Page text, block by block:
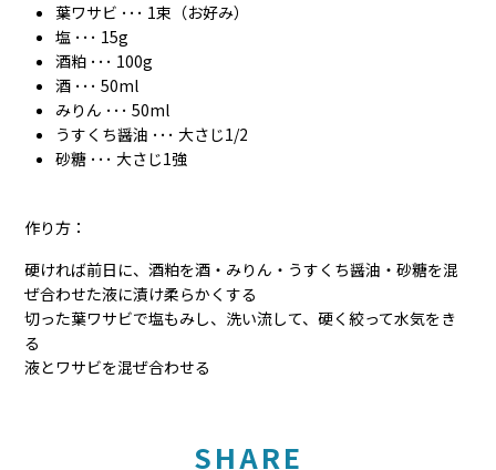
葉ワサビ ･･･ 1束（お好み）
塩 ･･･ 15g
酒粕 ･･･ 100g
酒 ･･･ 50ml
みりん ･･･ 50ml
うすくち醤油 ･･･ 大さじ1/2
砂糖 ･･･ 大さじ1強
作り方：
硬ければ前日に、酒粕を酒・みりん・うすくち醤油・砂糖を混
ぜ合わせた液に漬け柔らかくする
切った葉ワサビで塩もみし、洗い流して、硬く絞って水気をき
る
液とワサビを混ぜ合わせる
SHARE